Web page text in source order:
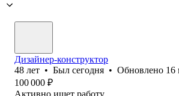
Дизайнер-конструктор
48 лет • Был сегодня • Обновлено 16
100 000 ₽
Активно ищет работу